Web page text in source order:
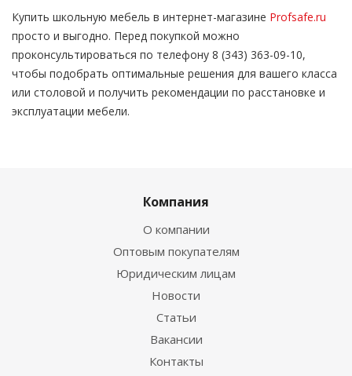
Купить школьную мебель в интернет-магазине Profsafe.ru
просто и выгодно. Перед покупкой можно
проконсультироваться по телефону 8 (343) 363-09-10,
чтобы подобрать оптимальные решения для вашего класса
или столовой и получить рекомендации по расстановке и
эксплуатации мебели.
Компания
О компании
Оптовым покупателям
Юридическим лицам
Новости
Статьи
Вакансии
Контакты